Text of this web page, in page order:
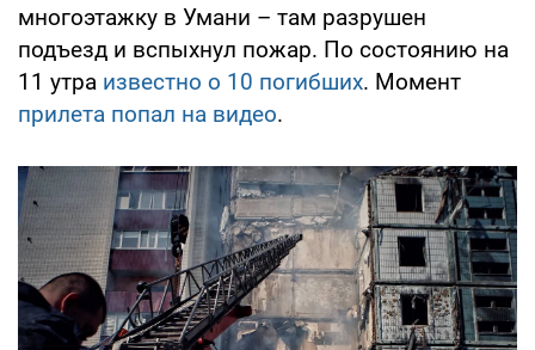
многоэтажку в Умани – там разрушен
подъезд и вспыхнул пожар. По состоянию на
11 утра известно о 10 погибших. Момент
прилета попал на видео.